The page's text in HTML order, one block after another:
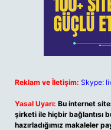
Reklam ve İletişim: Skype:
Yasal Uyarı: Bu internet
şirketi ile hiçbir bağlantısı
hazırladığımız makaleler